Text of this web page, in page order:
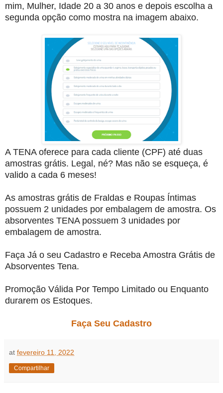
mim, Mulher, Idade 20 a 30 anos e depois escolha a
segunda opção como mostra na imagem abaixo.
A TENA oferece para cada cliente (CPF) até duas
amostras grátis. Legal, né? Mas não se esqueça, é
valido a cada 6 meses!
As amostras grátis de Fraldas e Roupas Íntimas
possuem 2 unidades por embalagem de amostra. Os
absorventes TENA possuem 3 unidades por
embalagem de amostra.
Faça Já o seu Cadastro e Receba Amostra Grátis de
Absorventes Tena.
Promoção Válida Por Tempo Limitado ou Enquanto
durarem os Estoques.
Faça Seu Cadastro
at fevereiro 11, 2022
Compartilhar